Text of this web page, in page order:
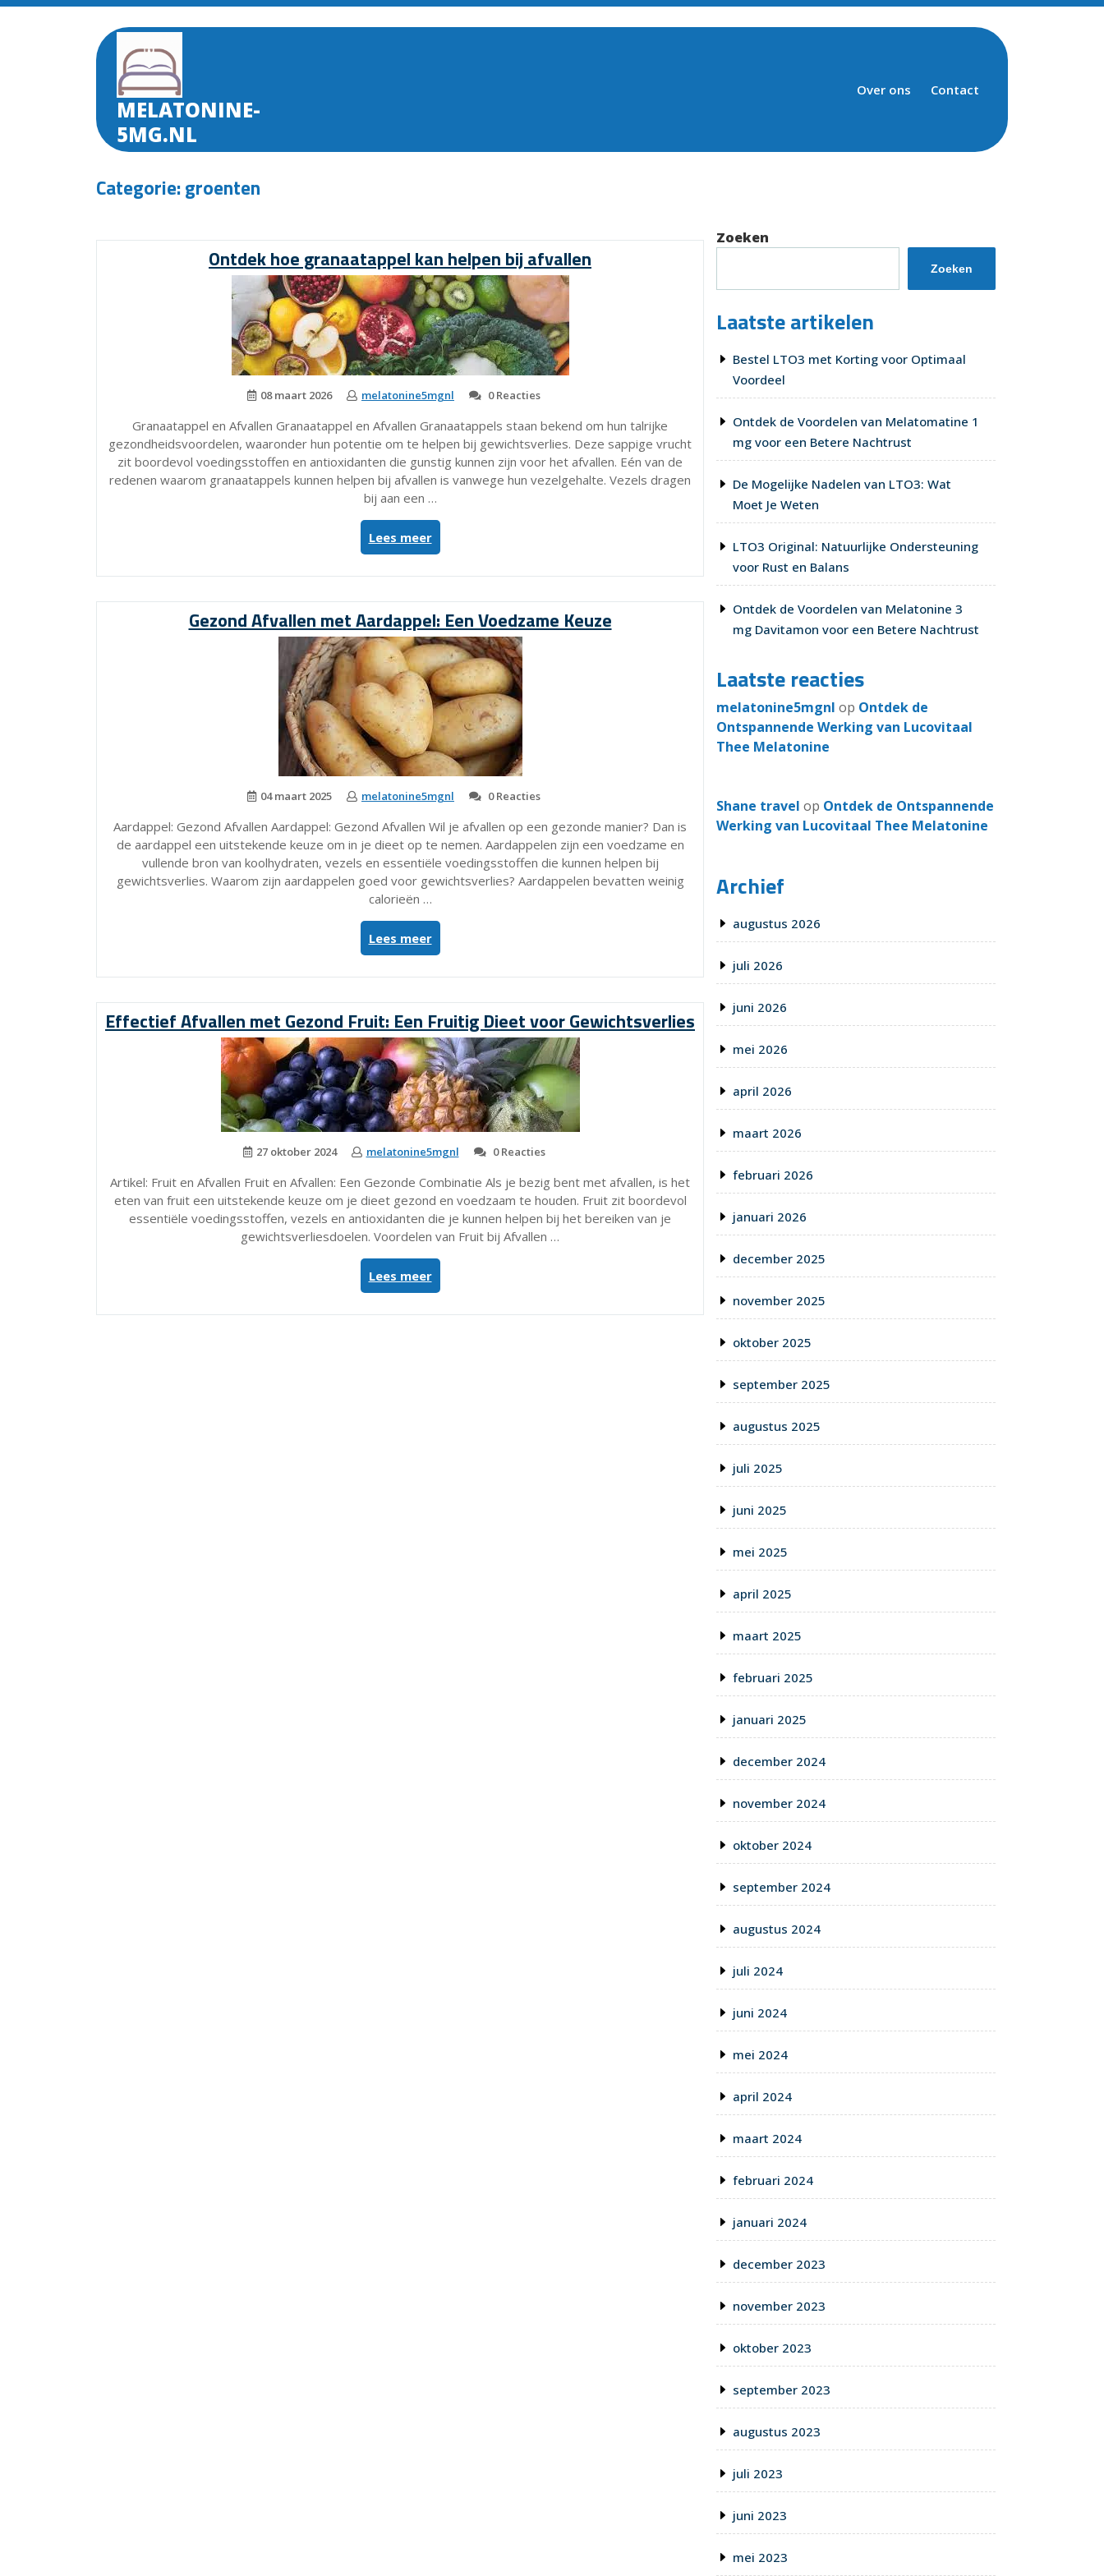
Skip
MELATONINE-
5MG.NL
Over ons Contact
Categorie:groenten
Ontdek hoe granaatappel kan helpen bij afvallen
08 maart 2026 melatonine5mgnl 0 Reacties
Granaatappel en Afvallen Granaatappel en Afvallen Granaatappels staan bekend om hun talrijke
gezondheidsvoordelen, waaronder hun potentie om te helpen bij gewichtsverlies. Deze sappige vrucht
zit boordevol voedingsstoffen en antioxidanten die gunstig kunnen zijn voor het afvallen. Eén van de
redenen waarom granaatappels kunnen helpen bij afvallen is vanwege hun vezelgehalte. Vezels dragen
bij aan een …
Lees meer“Ontdek
hoe
granaatappel
bij
afvallen”
Gezond Afvallen met Aardappel: Een Voedzame Keuze
04 maart 2025 melatonine5mgnl 0 Reacties
Aardappel: Gezond Afvallen Aardappel: Gezond Afvallen Wil je afvallen op een gezonde manier? Dan is
de aardappel een uitstekende keuze om in je dieet op te nemen. Aardappelen zijn een voedzame en
vullende bron van koolhydraten, vezels en essentiële voedingsstoffen die kunnen helpen bij
gewichtsverlies. Waarom zijn aardappelen goed voor gewichtsverlies? Aardappelen bevatten weinig
calorieën …
Lees meer“Gezond
Afvallen
met
Voedzame
Keuze”
Effectief Afvallen met Gezond Fruit: Een Fruitig Dieet voor Gewichtsverlies
27 oktober 2024 melatonine5mgnl 0 Reacties
Artikel: Fruit en Afvallen Fruit en Afvallen: Een Gezonde Combinatie Als je bezig bent met afvallen, is het
eten van fruit een uitstekende keuze om je dieet gezond en voedzaam te houden. Fruit zit boordevol
essentiële voedingsstoffen, vezels en antioxidanten die je kunnen helpen bij het bereiken van je
gewichtsverliesdoelen. Voordelen van Fruit bij Afvallen …
Lees meer“Effectief
Afvallen
met
Zoeken
Zoeken
Laatste artikelen
Bestel LTO3 met Korting voor Optimaal
Voordeel
Ontdek de Voordelen van Melatomatine 1
mg voor een Betere Nachtrust
De Mogelijke Nadelen van LTO3: Wat
Moet Je Weten
LTO3 Original: Natuurlijke Ondersteuning
voor Rust en Balans
Ontdek de Voordelen van Melatonine 3
mg Davitamon voor een Betere Nachtrust
Laatste reacties
melatonine5mgnl op Ontdek de
Ontspannende Werking van Lucovitaal
Thee Melatonine
Shane travel op Ontdek de Ontspannende
Werking van Lucovitaal Thee Melatonine
Archief
augustus 2026
juli 2026
juni 2026
mei 2026
april 2026
maart 2026
februari 2026
januari 2026
december 2025
november 2025
oktober 2025
september 2025
augustus 2025
juli 2025
juni 2025
mei 2025
april 2025
maart 2025
februari 2025
januari 2025
december 2024
november 2024
oktober 2024
september 2024
augustus 2024
juli 2024
juni 2024
mei 2024
april 2024
maart 2024
februari 2024
januari 2024
december 2023
november 2023
oktober 2023
september 2023
augustus 2023
juli 2023
juni 2023
mei 2023